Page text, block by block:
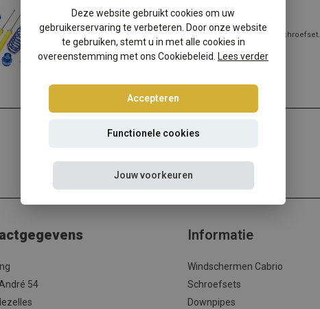
Audi A3 8L Tuning Art schroefset
Audi A3 8L liefhebbers vinden hier de juiste verstelbare schroefset.
54
Informatie
Windschermen Cabrio
Schroefsets
Downpipes
Deze website gebruikt cookies om uw
gebruikerservaring te verbeteren. Door onze website
te gebruiken, stemt u in met alle cookies in
overeenstemming met ons Cookiebeleid. Lees verder
Accepteren
Functionele cookies
Jouw voorkeuren